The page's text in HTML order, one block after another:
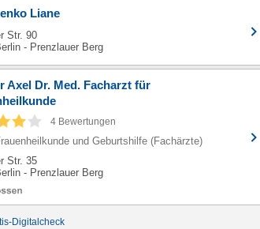
Liane
Str. 90
- Prenzlauer Berg
Axel Dr. Med. Facharzt für
4 Bewertungen
und Geburtshilfe (Fachärzte)
Str. 35
- Prenzlauer Berg
Digitalcheck